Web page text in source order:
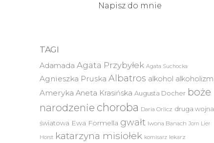
Napisz do mnie
TAGI
Adamada Agata Przybyłek Agata Suchocka
Agnieszka Pruska Albatros alkohol alkoholizm
Ameryka Aneta Krasińska Augusta Docher boże
narodzenie choroba Daria Orlicz druga wojna
światowa Ewa Formella gwałt Iwona Banach Jorn Lier
Horst katarzyna misiołek komisarz lekarz